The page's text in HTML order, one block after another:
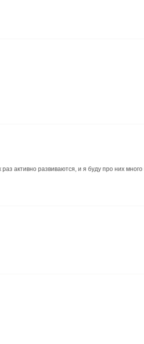
активно развиваются, и я буду про них много